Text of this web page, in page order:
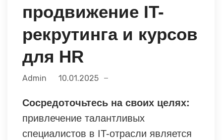
продвижение IT-
рекрутинга и курсов
для HR
Admin 10.01.2025
Сосредоточьтесь на своих целях:
привлечение талантливых
специалистов в IT-отрасли является